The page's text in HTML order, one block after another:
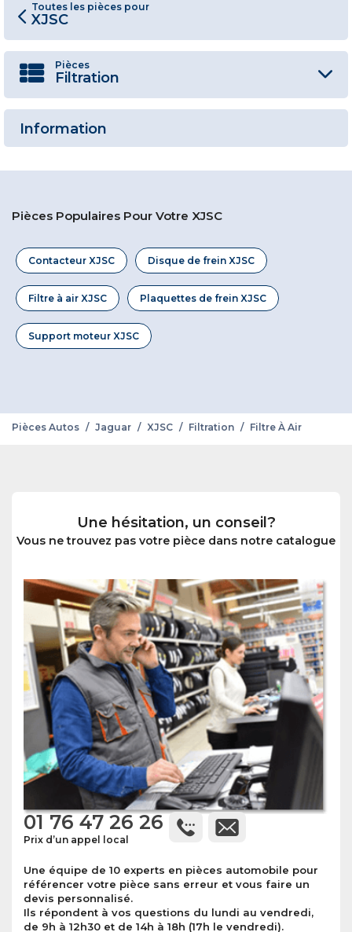
Toutes les pièces pour
XJSC
Pièces
Filtration
Information
Pièces Populaires Pour Votre XJSC
Contacteur XJSC Disque de frein XJSC
Filtre à air XJSC Plaquettes de frein XJSC
Support moteur XJSC
Pièces Autos / Jaguar / XJSC / Filtration / Filtre À Air
Une hésitation, un conseil?
Vous ne trouvez pas votre pièce dans notre catalogue
01 76 47 26 26
Prix d’un appel local
Une équipe de 10 experts en pièces automobile pour
référencer votre pièce sans erreur et vous faire un
devis personnalisé.
Ils répondent à vos questions du lundi au vendredi,
de 9h à 12h30 et de 14h à 18h (17h le vendredi).